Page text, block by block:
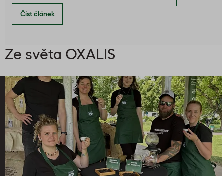
Číst článek
Ze světa OXALIS